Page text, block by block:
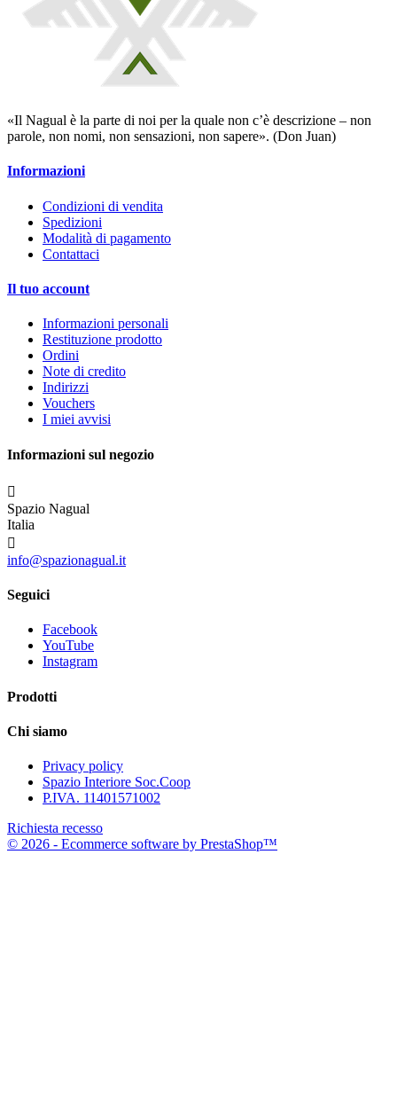
«Il Nagual è la parte di noi per la quale non c’è descrizione – non
parole, non nomi, non sensazioni, non sapere». (Don Juan)
Informazioni
Condizioni di vendita
Spedizioni
Modalità di pagamento
Contattaci
Il tuo account
Informazioni personali
Restituzione prodotto
Ordini
Note di credito
Indirizzi
Vouchers
I miei avvisi
Informazioni sul negozio

Spazio Nagual
Italia

info@spazionagual.it
Seguici
Facebook
YouTube
Instagram
Prodotti
Chi siamo
Privacy policy
Spazio Interiore Soc.Coop
P.IVA. 11401571002
Richiesta recesso
© 2026 - Ecommerce software by PrestaShop™